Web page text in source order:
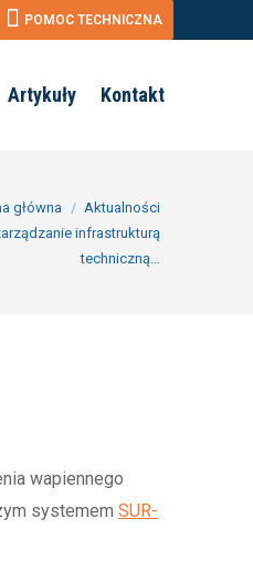
POMOC TECHNICZNA
Artykuły Kontakt
główna
Aktualności
infrastrukturą
techniczną…
wapiennego
systemem SUR-